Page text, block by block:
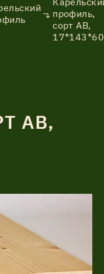
р-н, пос.профиль,
сорт АВ,
АВ,